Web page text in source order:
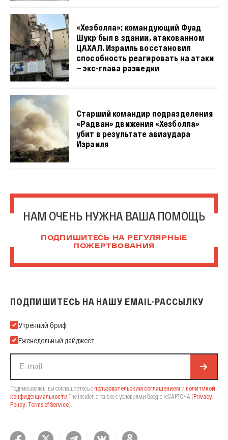
«Хезболла»: командующий Фуад
Шукр был в здании, атакованном
ЦАХАЛ. Израиль восстановил
способность реагировать на атаки
— экс-глава разведки
Старший командир подразделения
«Радван» движения «Хезболла»
убит в результате авиаудара
Израиля
НАМ ОЧЕНЬ НУЖНА ВАША ПОМОЩЬ
ПОДПИШИТЕСЬ НА РЕГУЛЯРНЫЕ
ПОЖЕРТВОВАНИЯ
ПОДПИШИТЕСЬ НА НАШУ EMAIL-РАССЫЛКУ
Подпишитесь на нашу Email-рассылку
Утренний бриф
Еженедельный дайджест
Подписываясь, вы соглашаетесь спользовательским соглашением и политикой
конфиденциальности The Insider, а также с условиями Google reCAPTCHA (Privacy
Policy, Terms of Service).